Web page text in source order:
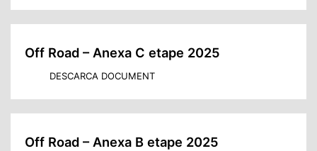
Off Road – Anexa C etape 2025
DESCARCA DOCUMENT
Off Road – Anexa B etape 2025